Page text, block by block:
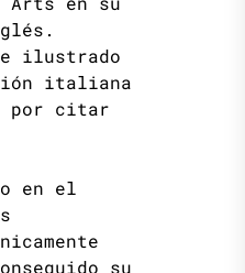
e ilustrado
italiana
por citar
en el
su